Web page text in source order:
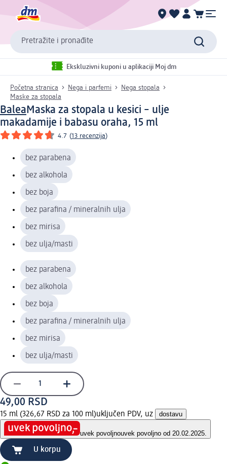
Pretražite i pronađite
Ekskluzivni kuponi u aplikaciji Moj dm
Početna stranica Nega i parfemi
Nega stopala
Maske za stopala
BaleaMaska za stopala u kesici – ulje
makadamije i babasu oraha, 15 ml
4.7 (13 recenzija)
bez parabena
bez alkohola
bez boja
bez parafina / mineralnih ulja
bez mirisa
bez ulja/masti
bez parabena
bez alkohola
bez boja
bez parafina / mineralnih ulja
bez mirisa
bez ulja/masti
49,00 RSD
15 ml (326,67 RSD za 100 ml)uključen PDV, uz dostavu
uvek povoljnouvek povoljno od 20.02.2025.
U korpu